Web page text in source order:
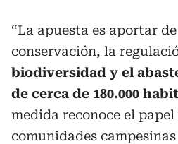
“La apuesta es aportar
conservación, la
biodiversidad y el
de cerca de 180.000
medida reconoce el
comunidades